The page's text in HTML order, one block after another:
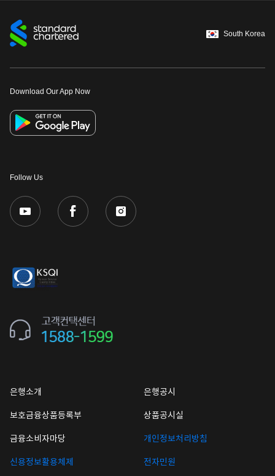
South Korea
Download Our App Now
Follow Us
은행소개 은행공시
보호금융상품등록부 상품공시실
금융소비자마당 개인정보처리방침
신용정보활용체제 전자민원